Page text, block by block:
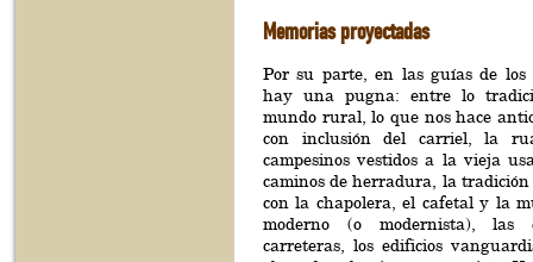
Memorias proyectadas
Por su parte, en las guías de
hay una pugna: entre lo
mundo rural, lo que nos hace
con inclusión del carriel, la
campesinos vestidos a la vieja
caminos de herradura, la tradición
con la chapolera, el cafetal y la
moderno (o modernista), las
carreteras, los edificios